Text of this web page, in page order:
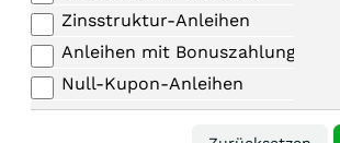
Zinsstruktur-Anleihen
Anleihen mit Bonuszahlungen
Null-Kupon-Anleihen